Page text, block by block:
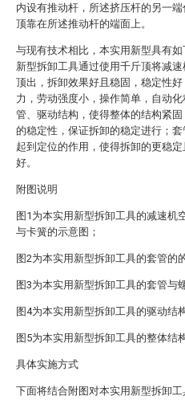
内设有推动杆，所述挤压杆的另一端
顶靠在所述推动杆的端面上。
与现有技术相比，本实用新型具有
新型拆卸工具通过使用千斤顶将减
顶出，拆卸效果好且稳固，稳定性
力，劳动强度小，操作简单，自动
管、驱动结构，使得整体的结构紧
的稳定性，保证拆卸的稳定进行；
起到定位的作用，使得拆卸的更稳
好。
附图说明
图1为本实用新型拆卸工具的减速机
与卡簧的示意图；
图2为本实用新型拆卸工具的套管的
图3为本实用新型拆卸工具的套管与
图4为本实用新型拆卸工具的驱动结
图5为本实用新型拆卸工具的整体结
具体实施方式
下面将结合附图对本实用新型拆卸